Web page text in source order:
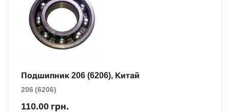
Подшипник 206 (6206), Китай
206 (6206)
110.00 грн.